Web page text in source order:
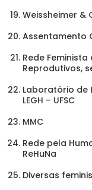
Weissheimer &
Assentamento
Rede Feminista
Reprodutivos,
Laboratório de
LEGH – UFSC
MMC
Rede pela
ReHuNa
Diversas